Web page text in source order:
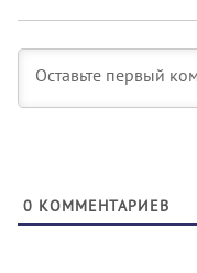
0 КОММЕНТАРИЕВ